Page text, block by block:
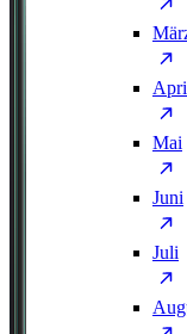
Mai
Juni
Juli